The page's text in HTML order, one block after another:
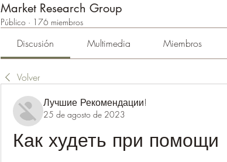
Market Research Group
Público · 176 miembros
Discusión Multimedia Miembros
Volver
Лучшие Рекомендации!
25 de agosto de 2023
Как худеть при помощи